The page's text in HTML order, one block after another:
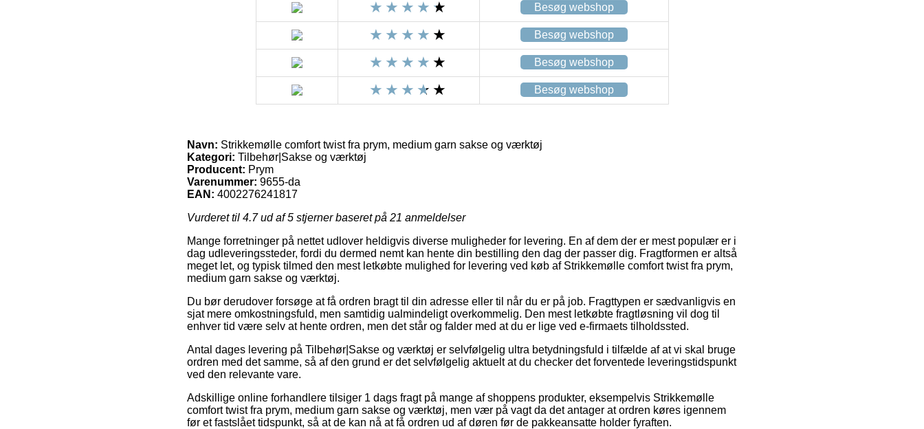
Besøg webshop
Besøg webshop
Besøg webshop
Besøg webshop
Navn: Strikkemølle comfort twist fra prym, medium garn sakse og værktøj
Kategori: Tilbehør|Sakse og værktøj
Producent: Prym
Varenummer: 9655-da
EAN: 4002276241817
Vurderet til 4.7ud af 5 stjerner baseret på 21 anmeldelser
Mange forretninger på nettet udlover heldigvis diverse muligheder for levering. En af dem der er mest populær er i
dag udleveringssteder, fordi du dermed nemt kan hente din bestilling den dag der passer dig. Fragtformen er altså
meget let, og typisk tilmed den mest letkøbte mulighed for levering ved køb af Strikkemølle comfort twist fra prym,
medium garn sakse og værktøj.
Du bør derudover forsøge at få ordren bragt til din adresse eller til når du er på job. Fragttypen er sædvanligvis en
sjat mere omkostningsfuld, men samtidig ualmindeligt overkommelig. Den mest letkøbte fragtløsning vil dog til
enhver tid være selv at hente ordren, men det står og falder med at du er lige ved e-firmaets tilholdssted.
Antal dages levering på Tilbehør|Sakse og værktøj er selvfølgelig ultra betydningsfuld i tilfælde af at vi skal bruge
ordren med det samme, så af den grund er det selvfølgelig aktuelt at du checker det forventede leveringstidspunkt
ved den relevante vare.
Adskillige online forhandlere tilsiger 1 dags fragt på mange af shoppens produkter, eksempelvis Strikkemølle
comfort twist fra prym, medium garn sakse og værktøj, men vær på vagt da det antager at ordren køres igennem
før et fastslået tidspunkt, så at de kan nå at få ordren ud af døren før de pakkeansatte holder fyraften.